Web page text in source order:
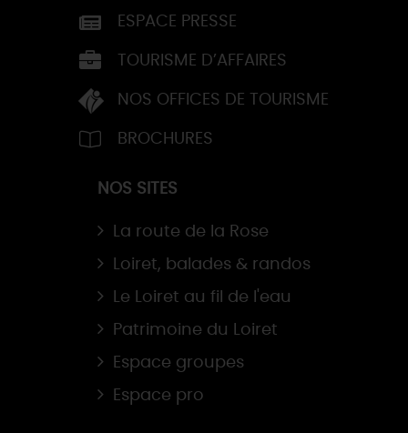
ESPACE PRESSE
TOURISME D’AFFAIRES
NOS OFFICES DE TOURISME
BROCHURES
NOS SITES
La route de la Rose
Loiret, balades & randos
Le Loiret au fil de l'eau
Patrimoine du Loiret
Espace groupes
Espace pro